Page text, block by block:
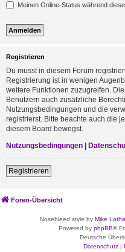
Meinen Online-Status während
Registrieren
Du musst in diesem Forum
Registrierung ist in wenigen
weitere Funktionen zuzugreifen.
Benutzern auch zusätzliche
Nutzungsbedingungen und die
registrierst. Bitte beachte auch die
diesem Board bewegst.
Nutzungsbedingungen |
Registrieren
Foren-Übersicht
Nosebleed style by Mike
Powered by phpBB®
Deutsche
Datenschutz|